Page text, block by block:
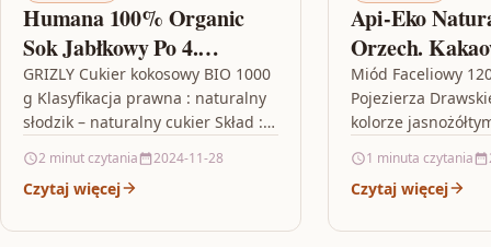
Humana 100% Organic
Sok Jabłkowy Po 4.
Miesiącu 750ml Bio
GRIZLY Cukier kokosowy BIO 1000
g Klasyfikacja prawna : naturalny
słodzik – naturalny cukier Skład :
Instrukcja użycia : przeznaczona…
2 minut czytania 2024-11-28
Czytaj więcej
Api-Eko
Orzech.
C. 340G
Miód Faceliowy
Pojezierza
kolorze
kwaskowaty
Dziedzictwo
1 minuta czytania
Czytaj więcej